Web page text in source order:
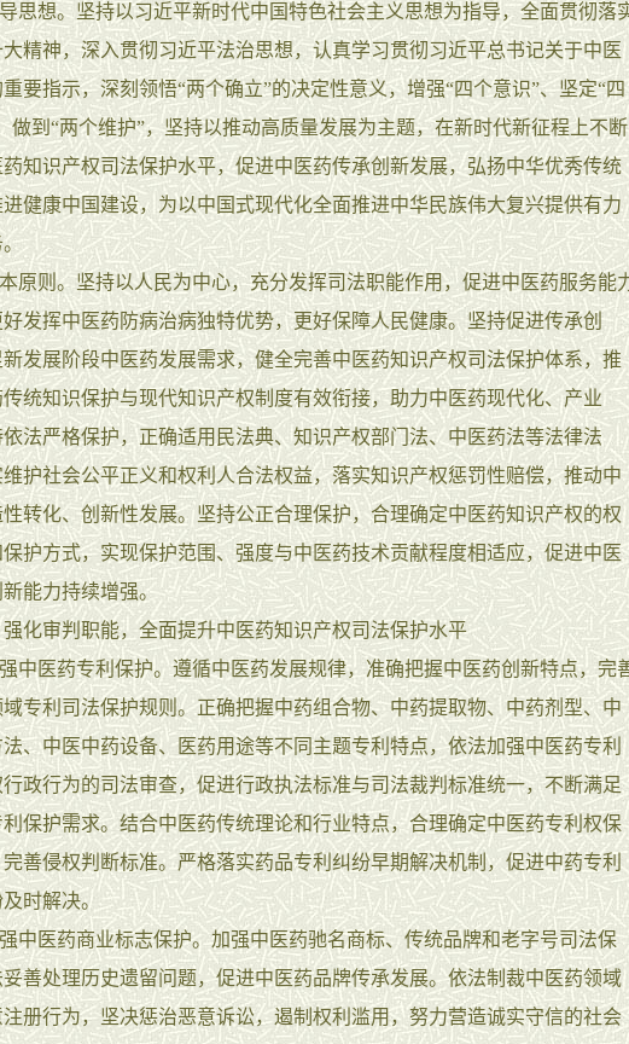
。坚持以习近平新时代中国特色社会主义思想为指导，全面贯彻落
精神，深入贯彻习近平法治思想，认真学习贯彻习近平总书记关于中医
要指示，深刻领悟“两个确立”的决定性意义，增强“四个意识”、坚定“四
做到“两个维护”，坚持以推动高质量发展为主题，在新时代新征程上不断
知识产权司法保护水平，促进中医药传承创新发展，弘扬中华优秀传统
健康中国建设，为以中国式现代化全面推进中华民族伟大复兴提供有力
。
则。坚持以人民为中心，充分发挥司法职能作用，促进中医药服务能
发挥中医药防病治病独特优势，更好保障人民健康。坚持促进传承创
发展阶段中医药发展需求，健全完善中医药知识产权司法保护体系，推
统知识保护与现代知识产权制度有效衔接，助力中医药现代化、产业
法严格保护，正确适用民法典、知识产权部门法、中医药法等法律法
护社会公平正义和权利人合法权益，落实知识产权惩罚性赔偿，推动中
性转化、创新性发展。坚持公正合理保护，合理确定中医药知识产权的权
护方式，实现保护范围、强度与中医药技术贡献程度相适应，促进中医
能力持续增强。
审判职能，全面提升中医药知识产权司法保护水平
药专利保护。遵循中医药发展规律，准确把握中医药创新特点，完
专利司法保护规则。正确把握中药组合物、中药提取物、中药剂型、中
、中医中药设备、医药用途等不同主题专利特点，依法加强中医药专利
政行为的司法审查，促进行政执法标准与司法裁判标准统一，不断满足
保护需求。结合中医药传统理论和行业特点，合理确定中医药专利权保
善侵权判断标准。严格落实药品专利纠纷早期解决机制，促进中药专利
时解决。
药商业标志保护。加强中医药驰名商标、传统品牌和老字号司法保
善处理历史遗留问题，促进中医药品牌传承发展。依法制裁中医药领域
册行为，坚决惩治恶意诉讼，遏制权利滥用，努力营造诚实守信的社会